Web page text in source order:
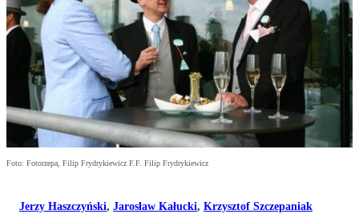
Foto: Fotorzepa, Filip Frydrykiewicz F.F. Filip Frydrykiewicz
Jerzy Haszczyński, Jarosław Kałucki, Krzysztof Szczepaniak